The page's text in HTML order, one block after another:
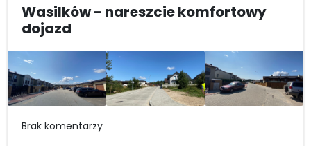
Wasilków - nareszcie komfortowy
dojazd
Brak komentarzy